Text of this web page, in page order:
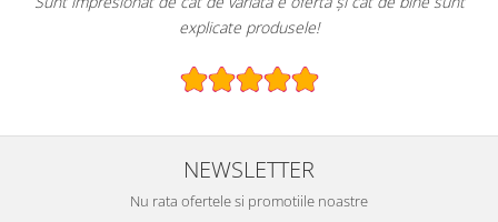
explicate produsele!
NEWSLETTER
Nu rata ofertele si promotiile noastre